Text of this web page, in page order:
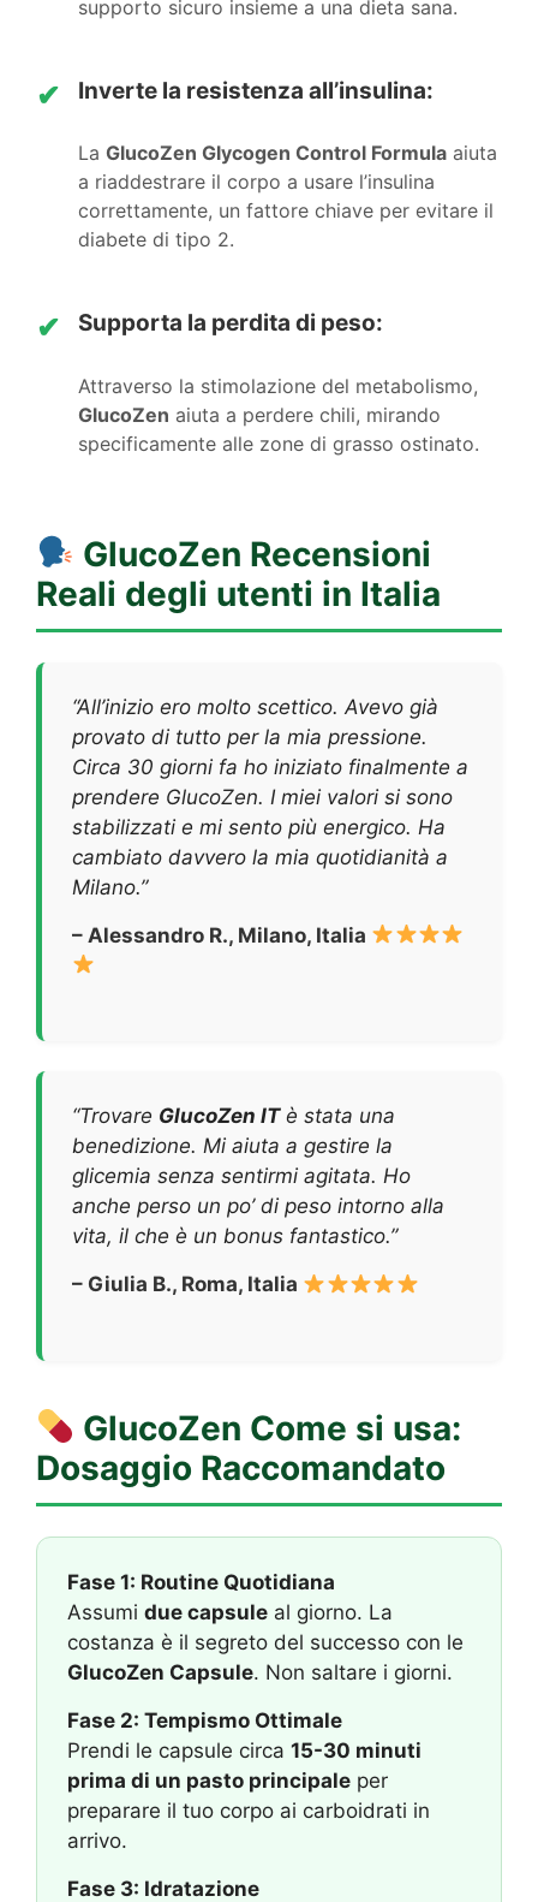
supporto sicuro insieme a una dieta sana.
✔ Inverte la resistenza all’insulina:
La GlucoZen Glycogen Control Formula aiuta
a riaddestrare il corpo a usare l’insulina
correttamente, un fattore chiave per evitare il
diabete di tipo 2.
✔ Supporta la perdita di peso:
Attraverso la stimolazione del metabolismo,
GlucoZen aiuta a perdere chili, mirando
specificamente alle zone di grasso ostinato.
GlucoZen Recensioni
Reali degli utenti in Italia
“All’inizio ero molto scettico. Avevo già
provato di tutto per la mia pressione.
Circa 30 giorni fa ho iniziato finalmente a
prendere GlucoZen. I miei valori si sono
stabilizzati e mi sento più energico. Ha
cambiato davvero la mia quotidianità a
Milano.”
– Alessandro R., Milano, Italia
“Trovare GlucoZen ITè stata una
benedizione. Mi aiuta a gestire la
glicemia senza sentirmi agitata. Ho
anche perso un po’ di peso intorno alla
vita, il che è un bonus fantastico.”
– Giulia B., Roma, Italia
GlucoZen Come si usa:
Dosaggio Raccomandato
Fase 1: Routine Quotidiana
Assumi due capsule al giorno. La
costanza è il segreto del successo con le
GlucoZen Capsule. Non saltare i giorni.
Fase 2: Tempismo Ottimale
Prendi le capsule circa 15-30 minuti
prima di un pasto principale per
preparare il tuo corpo ai carboidrati in
arrivo.
Fase 3: Idratazione